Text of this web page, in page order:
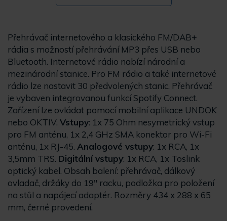
Přehrávač internetového a klasického FM/DAB+
rádia s možností přehrávání MP3 přes USB nebo
Bluetooth. Internetové rádio nabízí národní a
mezinárodní stanice. Pro FM rádio a také internetové
rádio lze nastavit 30 předvolených stanic. Přehrávač
je vybaven integrovanou funkcí Spotify Connect.
Zařízení lze ovládat pomocí mobilní aplikace UNDOK
nebo OKTIV. Vstupy: 1x 75 Ohm nesymetrický vstup
pro FM anténu, 1x 2,4 GHz SMA konektor pro Wi-Fi
anténu, 1x RJ-45. Analogové vstupy: 1x RCA, 1x
3,5mm TRS. Digitální vstupy: 1x RCA, 1x Toslink
optický kabel. Obsah balení: přehrávač, dálkový
ovladač, držáky do 19" racku, podložka pro položení
na stůl a napájecí adaptér. Rozměry 434 x 288 x 65
mm, černé provedení.